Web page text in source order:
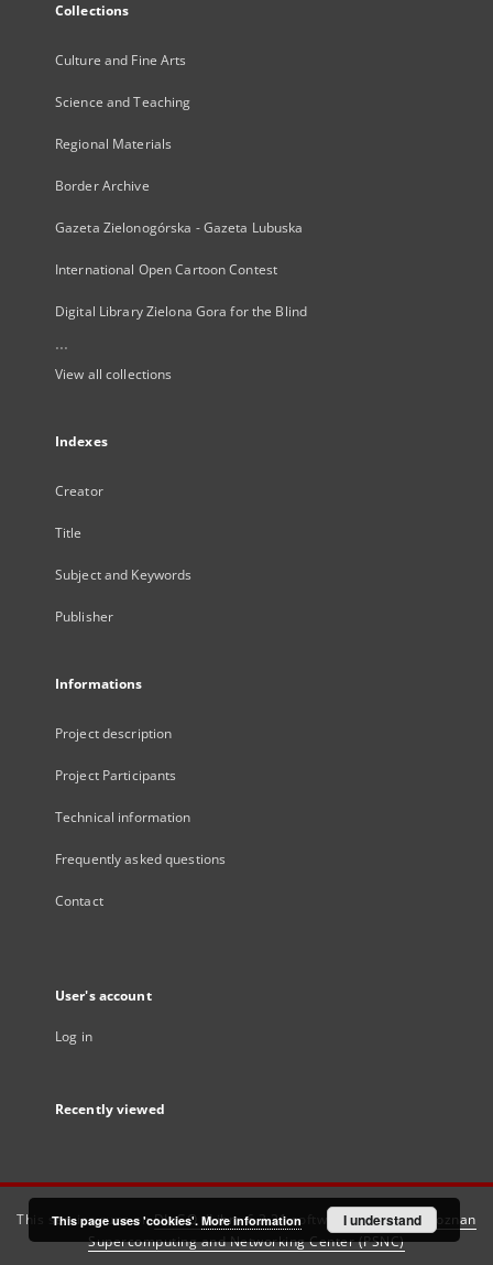
Collections
Culture and Fine Arts
Science and Teaching
Regional Materials
Border Archive
Gazeta Zielonogórska - Gazeta Lubuska
International Open Cartoon Contest
Digital Library Zielona Gora for the Blind
...
View all collections
Indexes
Creator
Title
Subject and Keywords
Publisher
Informations
Project description
Project Participants
Technical information
Frequently asked questions
Contact
User's account
Log in
Recently viewed
This service runs onDInGO dLibra 6.3.21software created by
Poznan
Supercomputing and Networking Center (PSNC)
This page uses 'cookies'. More information I understand